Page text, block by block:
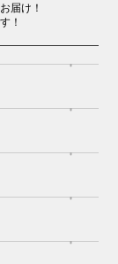
届け！
！